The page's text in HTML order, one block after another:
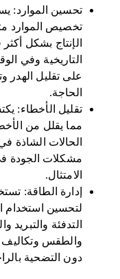
تحسين الموارد:
تخصيص الموارد
الإنتاج بشكل
التاريخية وفي
على تقليل الهدر
الحاجة.
تقليل الأخطاء:
مما يقلل من
الحالات الشاذة
مشكلات الجودة
الامتثال.
إدارة الطاقة:
لتحسين استخدام
التدفئة والتبريد
والطقس وتكاليف
دون التضحية